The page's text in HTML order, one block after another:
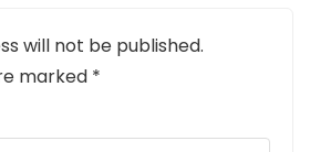
will not be published.
marked *